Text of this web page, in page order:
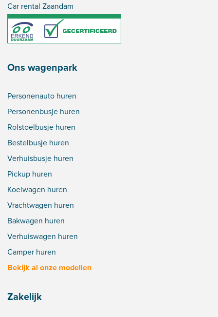
Car rental Zaandam
Ons wagenpark
Personenauto huren
Personenbusje huren
Rolstoelbusje huren
Bestelbusje huren
Verhuisbusje huren
Pickup huren
Koelwagen huren
Vrachtwagen huren
Bakwagen huren
Verhuiswagen huren
Camper huren
Bekijk al onze modellen
Zakelijk